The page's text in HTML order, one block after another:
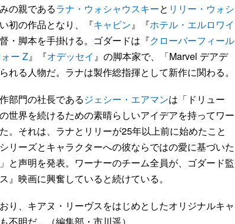
の親であるラナ・ウォシャウスキーと リリー・ウォシ
初の作品となり、『キャビン 』『ホテル・エルロワイ
・脚本を手掛ける。ゴダードは『クローバーフィール
ー Z』『オデッセイ 』の脚本家で、「Marvel デアデ
れる人物だ。ラナは製作総指揮として新作に関わる。
部門の社長であるジェシー・エアマンは「ドリュー
世界を続けるための素晴らしいアイデアを持ってワー
。それは、ラナとリリーが25年以上前に始めたこと
リーズとキャラクターへの彼ならではの愛に基づいた
と声明を発表。ワーナーのチーム全員が、ゴダード監
映画に興奮していると続けている。
り、キアヌ・リーヴスをはじめとしたオリジナルキャ